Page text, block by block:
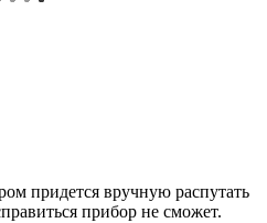
придется вручную распутать
прибор не сможет.